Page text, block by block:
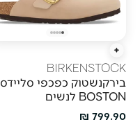
הוספה מהירה
BIRKENSTOCK
בירקנשטוק כפכפי סליידס
BOSTON לנשים
מחיר מבצע
799.90 ₪